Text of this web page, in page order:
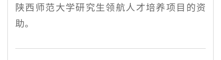
陕西师范大学研究生领航人才培养项目的资
助。